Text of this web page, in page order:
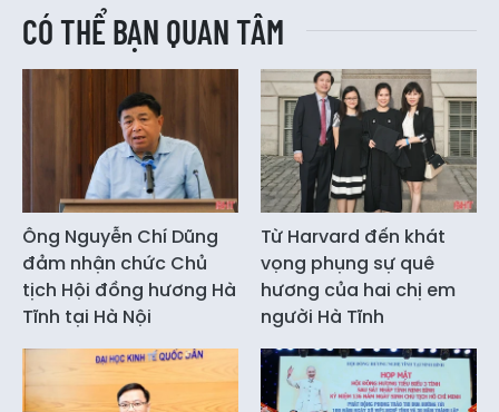
CÓ THỂ BẠN QUAN TÂM
Ông Nguyễn Chí Dũng
đảm nhận chức Chủ
tịch Hội đồng hương Hà
Tĩnh tại Hà Nội
Từ Harvard đến khát
vọng phụng sự quê
hương của hai chị em
người Hà Tĩnh